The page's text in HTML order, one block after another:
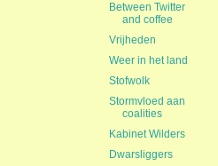
Between Twitter
and coffee
Vrijheden
Weer in het land
Stofwolk
Stormvloed aan
coalities
Kabinet Wilders
Dwarsliggers